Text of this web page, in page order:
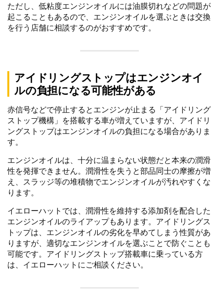
ただし、低粘度エンジンオイルには油膜切れなどの問題が
起こることもあるので、エンジンオイルを選ぶときは交換
を行う店舗に相談するのがおすすめです。
アイドリングストップはエンジンオイ
ルの負担になる可能性がある
赤信号などで停止するとエンジンが止まる「アイドリング
ストップ機構」を搭載する車が増えていますが、アイドリ
ングストップはエンジンオイルの負担になる場合がありま
す。
エンジンオイルは、十分に温まらない状態だと本来の潤滑
性を発揮できません。潤滑性を失うと部品同士の摩擦が増
え、スラッジ等の堆積物でエンジンオイルが汚れやすくな
ります。
イエローハットでは、潤滑性を維持する添加剤を配合した
エンジンオイルのライアップもあります。アイドリングス
トップは、エンジンオイルの劣化を早めてしまう性質があ
りますが、適切なエンジンオイルを選ぶことで防ぐことも
可能です。アイドリングストップ搭載車に乗っている方
は、イエローハットにご相談ください。